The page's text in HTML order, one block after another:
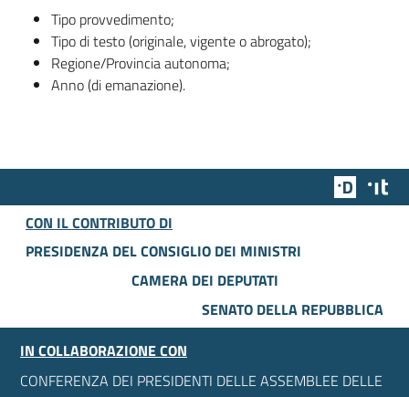
Tipo provvedimento;
Tipo di testo (originale, vigente o abrogato);
Regione/Provincia autonoma;
Anno (di emanazione).
Team
CON IL CONTRIBUTO DI
PRESIDENZA DEL CONSIGLIO DEI MINISTRI
CAMERA DEI DEPUTATI
SENATO DELLA REPUBBLICA
IN COLLABORAZIONE CON
CONFERENZA DEI PRESIDENTI DELLE ASSEMBLEE DELLE